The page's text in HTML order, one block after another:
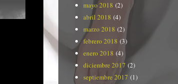
mayo 2018 (2)
abril 2018 (4)
marzo 2018 (2)
febrero 2018 (3)
enero 2018 (4)
diciembre 2017 (2)
septiembre 2017 (1)